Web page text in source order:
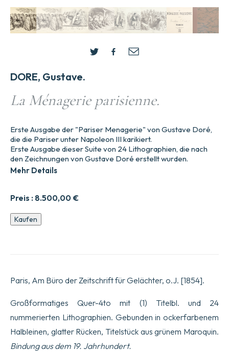
DORE, Gustave.
La Ménagerie parisienne.
Preis : 8.500,00 €
Erste Ausgabe der "Pariser Menagerie" von Gustave Doré,
die die Pariser unter Napoleon III karikiert.
Erste Ausgabe dieser Suite von 24 Lithographien, die nach
den Zeichnungen von Gustave Doré erstellt wurden.
Mehr Details
Die
Pariser
Kaufen
Paris, Am Büro der Zeitschrift für Gelächter, o.J. [1854].
Großformatiges Quer-4to mit (1) Titelbl. und 24
nummerierten Lithographien. Gebunden in ockerfarbenem
Halbleinen, glatter Rücken, Titelstück aus grünem Maroquin.
Bindung aus dem 19. Jahrhundert.